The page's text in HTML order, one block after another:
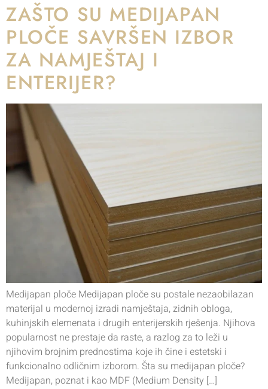
ZAŠTO SU MEDIJAPAN
PLOČE SAVRŠEN IZBOR
ZA NAMJEŠTAJ I
ENTERIJER?
Medijapan ploče Medijapan ploče su postale nezaobilazan
materijal u modernoj izradi namještaja, zidnih obloga,
kuhinjskih elemenata i drugih enterijerskih rješenja. Njihova
popularnost ne prestaje da raste, a razlog za to leži u
njihovim brojnim prednostima koje ih čine i estetski i
funkcionalno odličnim izborom. Šta su medijapan ploče?
Medijapan, poznat i kao MDF (Medium Density […]